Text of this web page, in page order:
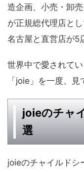
造企画、小売・卸
が正規総代理店と
名古屋と直営店が5
世界中で愛されて
「joie」を一度、見
joieのチャ
選
joieのチャイルドシ